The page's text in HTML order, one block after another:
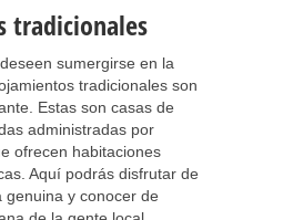
tradicionales
sumergirse en la
tradicionales son
Estas son casas de
administradas por
ofrecen habitaciones
Aquí podrás disfrutar de
genuina y conocer de